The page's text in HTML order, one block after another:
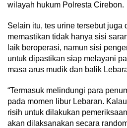
wilayah hukum Polresta Cirebon.
Selain itu, tes urine tersebut juga
memastikan tidak hanya sisi
laik beroperasi, namun sisi
untuk dipastikan siap melayani
masa arus mudik dan balik
“Termasuk melindungi para
pada momen libur Lebaran.
risih untuk dilakukan
akan dilaksanakan secara